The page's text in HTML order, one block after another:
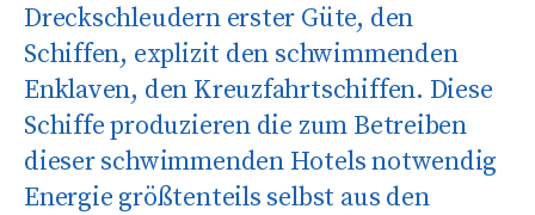
Dreckschleudern erster Güte, den
Schiffen, explizit den schwimmenden
Enklaven, den Kreuzfahrtschiffen. Diese
Schiffe produzieren die zum Betreiben
dieser schwimmenden Hotels notwendig
Energie größtenteils selbst aus den